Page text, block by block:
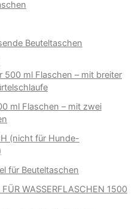
Beuteltaschen
500 ml Flaschen – mit breiter
ml Flaschen – mit zwei
(nicht für Hunde-
für Beuteltaschen
WASSERFLASCHEN 1500